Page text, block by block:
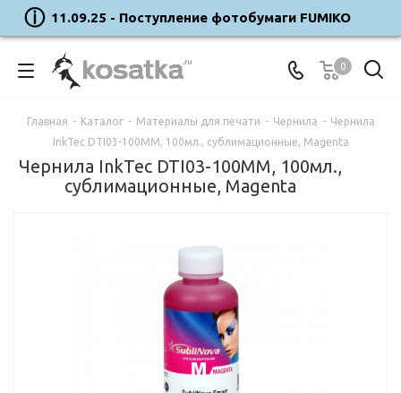
11.09.25 - Поступление фотобумаги FUMIKO
0
Главная - Каталог - Материалы для печати - Чернила - Чернила
InkTec DTI03-100MM, 100мл., сублимационные, Magenta
Чернила InkTec DTI03-100MM, 100мл.,
сублимационные, Magenta